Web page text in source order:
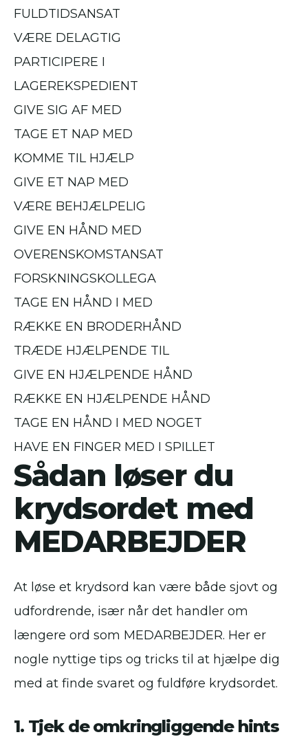
FULDTIDSANSAT
VÆRE DELAGTIG
PARTICIPERE I
LAGEREKSPEDIENT
GIVE SIG AF MED
TAGE ET NAP MED
KOMME TIL HJÆLP
GIVE ET NAP MED
VÆRE BEHJÆLPELIG
GIVE EN HÅND MED
OVERENSKOMSTANSAT
FORSKNINGSKOLLEGA
TAGE EN HÅND I MED
RÆKKE EN BRODERHÅND
TRÆDE HJÆLPENDE TIL
GIVE EN HJÆLPENDE HÅND
RÆKKE EN HJÆLPENDE HÅND
TAGE EN HÅND I MED NOGET
HAVE EN FINGER MED I SPILLET
Sådan løser du
krydsordet med
MEDARBEJDER
At løse et krydsord kan være både sjovt og
udfordrende, især når det handler om
længere ord som MEDARBEJDER. Her er
nogle nyttige tips og tricks til at hjælpe dig
med at finde svaret og fuldføre krydsordet.
1. Tjek de omkringliggende hints